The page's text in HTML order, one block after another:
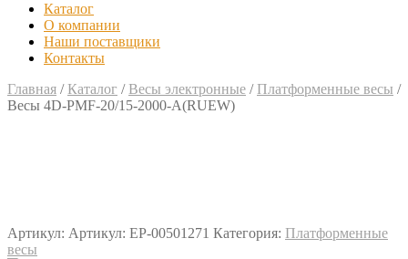
Каталог
О компании
Наши поставщики
Контакты
Главная / Каталог / Весы электронные / Платформенные весы /
Весы 4D-PMF-20/15-2000-A(RUEW)
Артикул: Артикул: EP-00501271 Категория: Платформенные
весы